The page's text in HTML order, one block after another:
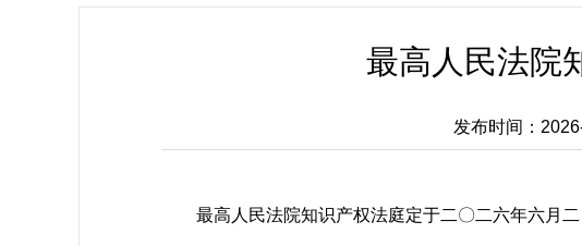
最高人民法院
发布时间：
最高人民法院知识产权法庭定于二〇二六年六月